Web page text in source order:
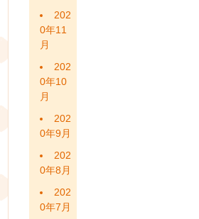
202
0年11
月
202
0年10
月
202
0年9月
202
0年8月
202
0年7月